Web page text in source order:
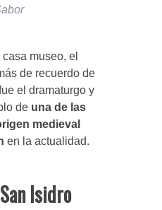
museo, el
de recuerdo de
el dramaturgo y
de una de las
medieval
en la actualidad.
Isidro